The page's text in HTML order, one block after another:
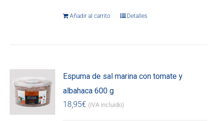
Añadir al carrito Detalles
Espuma de sal marina con tomate y
albahaca 600 g
18,95€ (IVA incluido)